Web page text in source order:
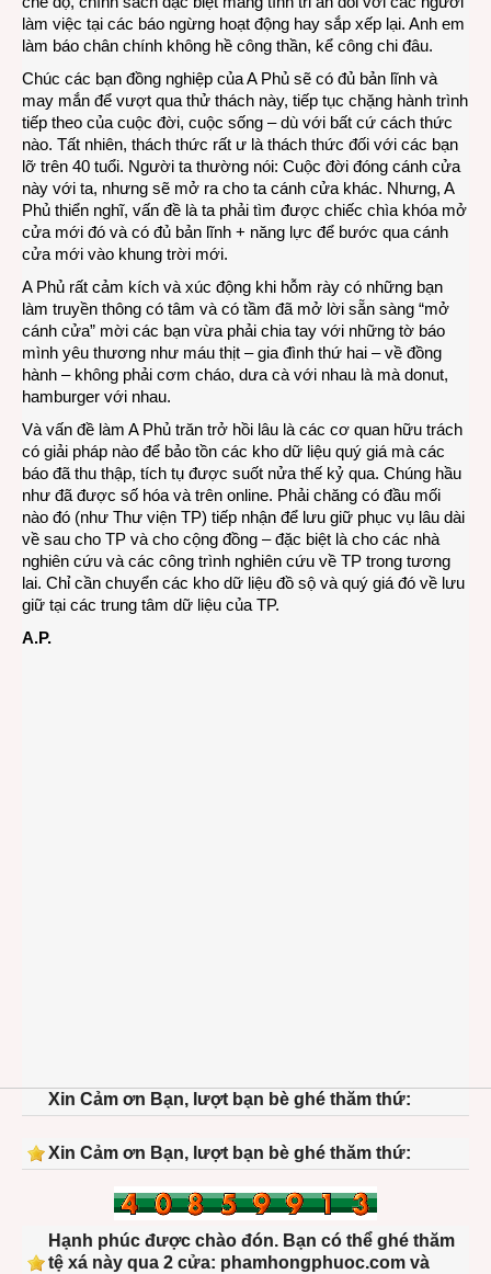
làm việc tại các báo ngừng hoạt động hay sắp xếp lại. Anh em
làm báo chân chính không hề công thần, kể công chi đâu.
Chúc các bạn đồng nghiệp của A Phủ sẽ có đủ bản lĩnh và
may mắn để vượt qua thử thách này, tiếp tục chặng hành trình
tiếp theo của cuộc đời, cuộc sống – dù với bất cứ cách thức
nào. Tất nhiên, thách thức rất ư là thách thức đối với các bạn
lỡ trên 40 tuổi. Người ta thường nói: Cuộc đời đóng cánh cửa
này với ta, nhưng sẽ mở ra cho ta cánh cửa khác. Nhưng, A
Phủ thiển nghĩ, vấn đề là ta phải tìm được chiếc chìa khóa mở
cửa mới đó và có đủ bản lĩnh + năng lực để bước qua cánh
cửa mới vào khung trời mới.
A Phủ rất cảm kích và xúc động khi hỗm rày có những bạn
làm truyền thông có tâm và có tầm đã mở lời sẵn sàng “mở
cánh cửa” mời các bạn vừa phải chia tay với những tờ báo
mình yêu thương như máu thịt – gia đình thứ hai – về đồng
hành – không phải cơm cháo, dưa cà với nhau là mà donut,
hamburger với nhau.
Và vấn đề làm A Phủ trăn trở hồi lâu là các cơ quan hữu trách
có giải pháp nào để bảo tồn các kho dữ liệu quý giá mà các
báo đã thu thập, tích tụ được suốt nửa thế kỷ qua. Chúng hầu
như đã được số hóa và trên online. Phải chăng có đầu mối
nào đó (như Thư viện TP) tiếp nhận để lưu giữ phục vụ lâu dài
về sau cho TP và cho cộng đồng – đặc biệt là cho các nhà
nghiên cứu và các công trình nghiên cứu về TP trong tương
lai. Chỉ cần chuyển các kho dữ liệu đồ sộ và quý giá đó về lưu
giữ tại các trung tâm dữ liệu của TP.
A.P.
Xin Cảm ơn Bạn, lượt bạn bè ghé thăm thứ:
Xin Cảm ơn Bạn, lượt bạn bè ghé thăm thứ:
Hạnh phúc được chào đón. Bạn có thể ghé thăm
tệ xá này qua 2 cửa: phamhongphuoc.com và